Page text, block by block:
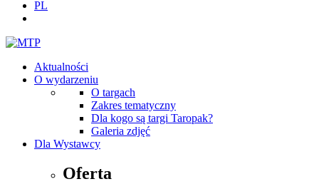
PL
Aktualności
O wydarzeniu
O targach
Zakres tematyczny
Dla kogo są targi Taropak?
Galeria zdjęć
Dla Wystawcy
Oferta